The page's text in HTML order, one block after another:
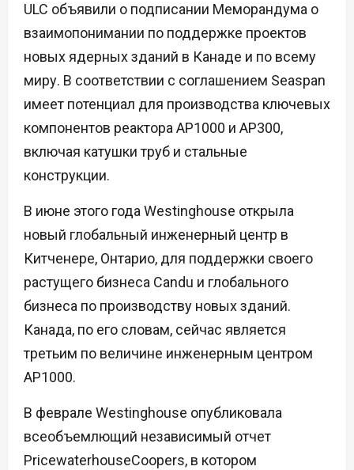
ULC объявили о подписании Меморандума о
взаимопонимании по поддержке проектов
новых ядерных зданий в Канаде и по всему
миру. В соответствии с соглашением Seaspan
имеет потенциал для производства ключевых
компонентов реактора AP1000 и AP300,
включая катушки труб и стальные
конструкции.
В июне этого года Westinghouse открыла
новый глобальный инженерный центр в
Китченере, Онтарио, для поддержки своего
растущего бизнеса Candu и глобального
бизнеса по производству новых зданий.
Канада, по его словам, сейчас является
третьим по величине инженерным центром
AP1000.
В феврале Westinghouse опубликовала
всеобъемлющий независимый отчет
PricewaterhouseCoopers, в котором